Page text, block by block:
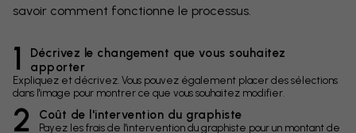
savoir comment fonctionne le processus.
1
Décrivez le changement que vous souhaitez
apporter
Expliquez et décrivez. Vous pouvez également placer des sélections
dans l'image pour montrer ce que vous souhaitez modifier.
2 Coût de l'intervention du graphiste
Payez les frais de l'intervention du graphiste pour un montant de